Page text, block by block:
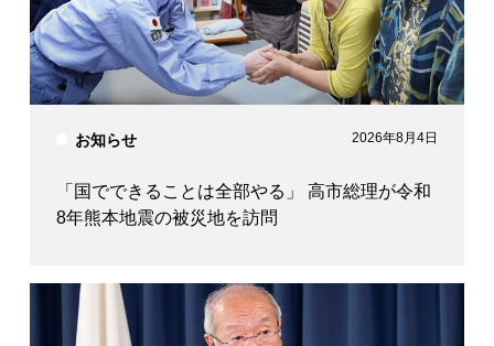
お知らせ 2026年8月4日
「国でできることは全部やる」 高市総理が令和
8年熊本地震の被災地を訪問